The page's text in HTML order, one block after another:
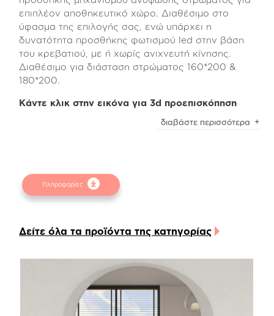
επιπλέον αποθηκευτικό χώρο. Διαθέσιμο στο
ύφασμα της επιλογής σας, ενώ υπάρχει η
δυνατότητα προσθήκης φωτισμού led στην βάση
του κρεβατιού, με ή χωρίς ανιχνευτή κίνησης.
Διαθέσιμο για διάσταση στρώματος 160*200 &
180*200.
Κάντε κλικ στην εικόνα για 3d προεπισκόπηση
Το ντυμένο κρεβάτι Line A έχει φυτίλι περιμετρικά
βγαίνουν και πλένονται
Οι απλές γραμμές με τις ελαφρά στρογγυλεμένες
προσθήκη μαξιλαριών στο κεφαλάρι, για να
Τα προαιρετικά μαξιλάρια είναι διαθέσιμα σε 2
διαφορετικούς τύπους, Line L με σούρες που
αγκαλιάζουν ολόκληρο το κεφαλάρι
διαβάστε περισσότερα
Πληροφορίες
Δείτε όλα τα προϊόντα της κατηγορίας